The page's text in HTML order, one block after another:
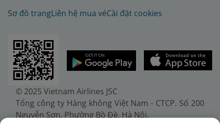
Sơ đồ trangLiên hệ mua véCài đặt cookies
© 2025 Vietnam Airlines JSC
Tổng công ty Hàng không Việt Nam - CTCP. Số 200
Nguyễn Sơn, Phường Bồ Đề, Hà Nội.